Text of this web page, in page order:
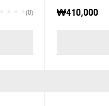
(0) ₩410,000